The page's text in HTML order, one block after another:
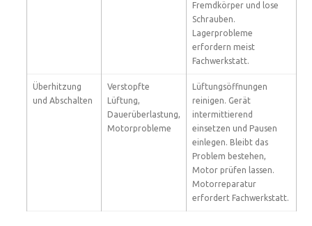
Fremdkörper und lose
Schrauben.
Lagerprobleme
erfordern meist
Fachwerkstatt.
Überhitzung
und Abschalten
Verstopfte
Lüftung,
Dauerüberlastung,
Motorprobleme
Lüftungsöffnungen
reinigen. Gerät
intermittierend
einsetzen und Pausen
einlegen. Bleibt das
Problem bestehen,
Motor prüfen lassen.
Motorreparatur
erfordert Fachwerkstatt.